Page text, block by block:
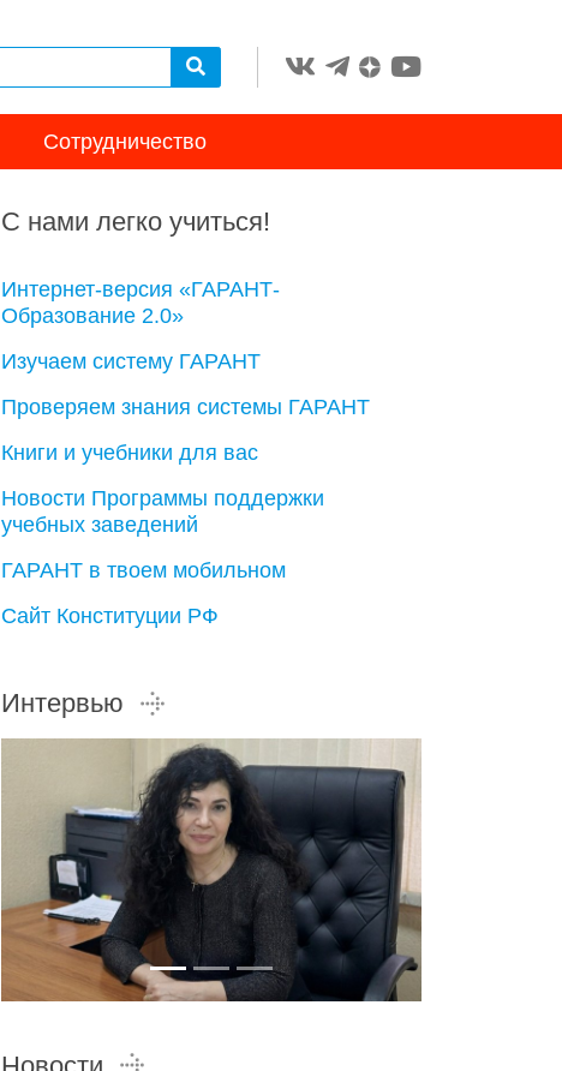
Сотрудничество
С нами легко учиться!
Интернет-версия «ГАРАНТ-
Образование 2.0»
Изучаем систему ГАРАНТ
Проверяем знания системы ГАРАНТ
Книги и учебники для вас
Новости Программы поддержки
учебных заведений
ГАРАНТ в твоем мобильном
Сайт Конституции РФ
Интервью